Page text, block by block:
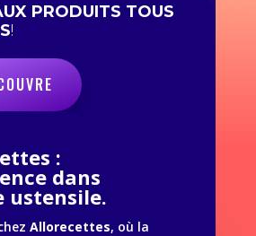
PRODUITS TOUS
!
:
dans
ustensile.
Allorecettes, où la